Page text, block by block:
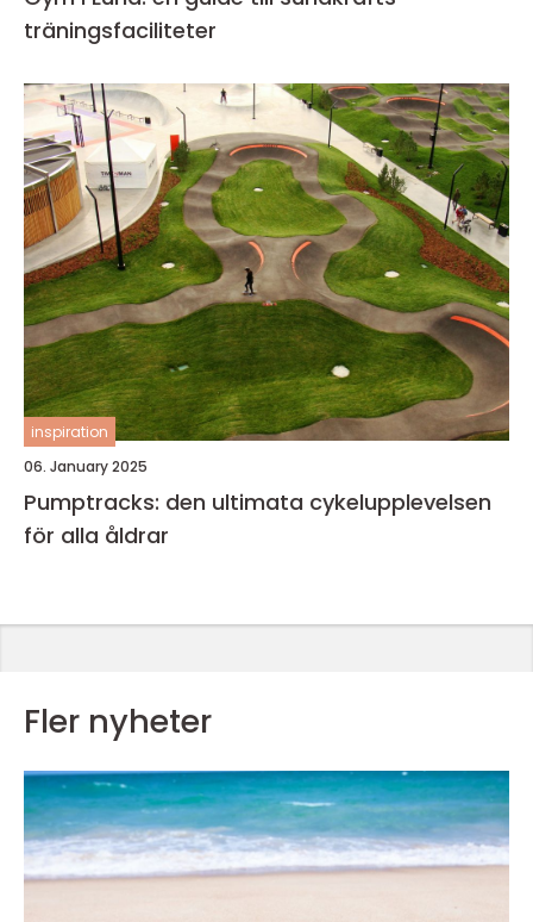
träningsfaciliteter
inspiration
06. January 2025
Pumptracks: den ultimata cykelupplevelsen
för alla åldrar
Fler nyheter